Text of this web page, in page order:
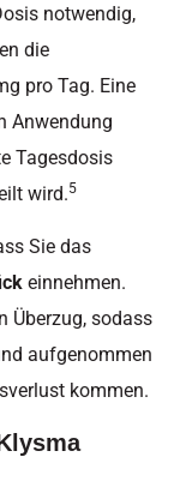
notwendig,
die
pro Tag. Eine
Anwendung
Tagesdosis
wird.5
Sie das
einnehmen.
Überzug, sodass
aufgenommen
kommen.